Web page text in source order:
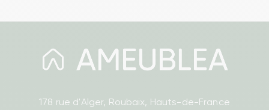
178 rue d'Alger, Roubaix, Hauts-de-France